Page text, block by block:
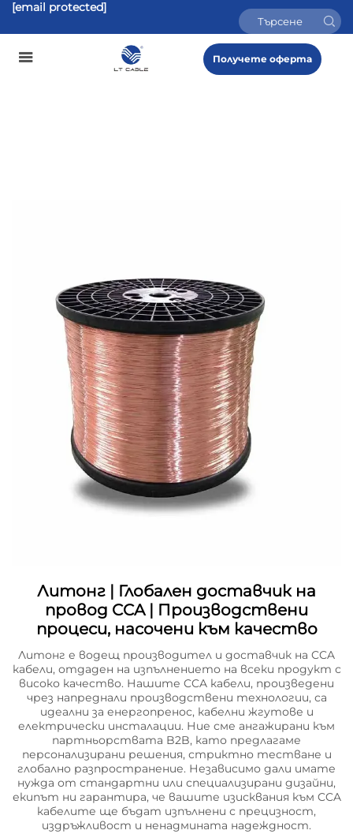
[email protected]
Получете оферта
Литонг | Глобален доставчик на
провод CCA | Производствени
процеси, насочени към качество
Литонг е водещ производител и доставчик на CCA
кабели, отдаден на изпълнението на всеки продукт с
високо качество. Нашите CCA кабели, произведени
чрез напреднали производствени технологии, са
идеални за енергопренос, кабелни жгутове и
електрически инсталации. Ние сме ангажирани към
партньорствата B2B, като предлагаме
персонализирани решения, стриктно тестване и
глобално разпространение. Независимо дали имате
нужда от стандартни или специализирани дизайни,
екипът ни гарантира, че вашите изисквания към CCA
кабелите ще бъдат изпълнени с прецизност,
издръжливост и ненадмината надеждност.